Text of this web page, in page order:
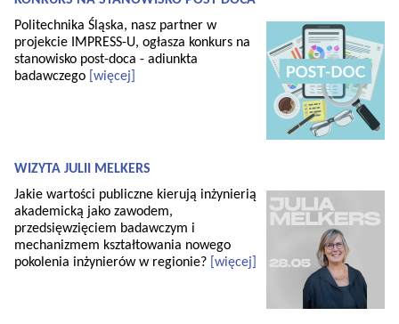
Politechnika Śląska, nasz partner w
projekcie IMPRESS-U, ogłasza konkurs na
stanowisko post-doca - adiunkta
badawczego [więcej]
WIZYTA JULII MELKERS
Jakie wartości publiczne kierują inżynierią
akademicką jako zawodem,
przedsięwzięciem badawczym i
mechanizmem kształtowania nowego
pokolenia inżynierów w regionie? [więcej]